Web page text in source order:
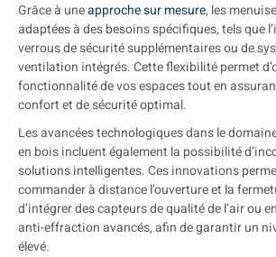
Grâce à uneapproche sur mesure, les
adaptées à des besoins spécifiques, tels que
verrous de sécurité supplémentaires ou de
ventilation intégrés. Cette flexibilité permet
fonctionnalité de vos espaces tout en
confort et de sécurité optimal.
Les avancées technologiques dans le
en bois incluent également la possibilité
solutions intelligentes. Ces innovations
commander à distance l’ouverture et la
d’intégrer des capteurs de qualité de l’air ou
anti-effraction avancés, afin de garantir un
élevé.